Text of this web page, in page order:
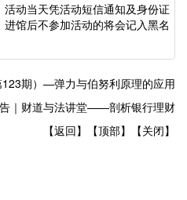
活动当天凭活动短信通知及身份证
进馆后不参加活动的将会记入黑名
期）—弹力与伯努利原理的应用
｜财道与法讲堂——剖析银行理财
【返回】
【顶部】 【关闭】